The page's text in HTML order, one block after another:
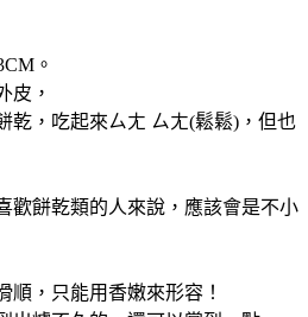
。
皮，
乾，吃起來ㄙㄤ ㄙㄤ(鬆鬆)，但也
歡餅乾類的人來說，應該會是不小
順，只能用香嫩來形容！